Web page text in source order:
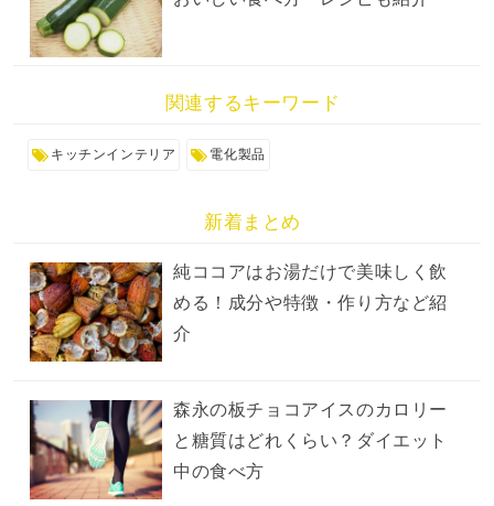
関連するキーワード
キッチンインテリア 電化製品
新着まとめ
純ココアはお湯だけで美味しく飲
める！成分や特徴・作り方など紹
介
森永の板チョコアイスのカロリー
と糖質はどれくらい？ダイエット
中の食べ方